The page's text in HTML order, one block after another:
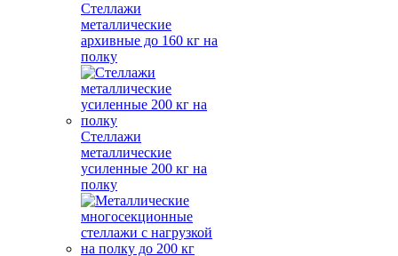
Стеллажи
металлические
архивные до 160 кг на
полку
Стеллажи
металлические
усиленные 200 кг на
полку